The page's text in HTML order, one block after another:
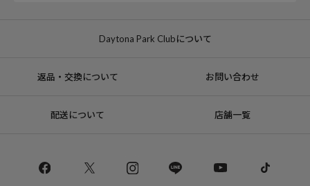
Daytona Park Clubについて
返品・交換について お問い合わせ
配送について 店舗一覧